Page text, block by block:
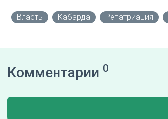
Власть Кабарда Репатриация
Комментарии 0